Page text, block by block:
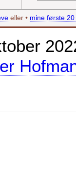
eller • mine første